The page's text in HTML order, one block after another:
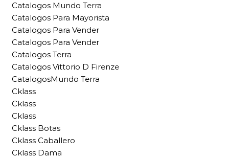
Catalogos Mundo Terra
Catalogos Para Mayorista
Catalogos Para Vender
Catalogos Para Vender
Catalogos Terra
Catalogos Vittorio D Firenze
CatalogosMundo Terra
Cklass
Cklass
Cklass
Cklass Botas
Cklass Caballero
Cklass Dama